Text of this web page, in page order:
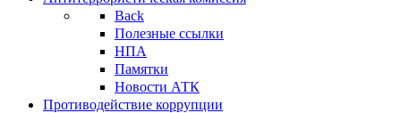
Back
Полезные ссылки
НПА
Памятки
Новости АТК
Противодействие коррупции